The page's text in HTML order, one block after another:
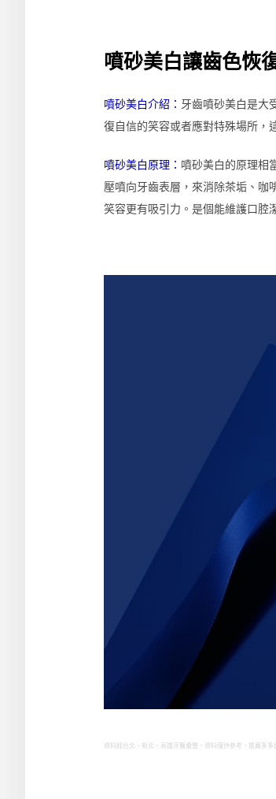
噴砂美白讓齒色恢
噴砂美白介紹： 牙齒噴砂美白是大
復自信的笑容或者應對特殊場所，
噴砂美白原理： 噴砂美白的原理相
壓噴向牙齒表層，來消除茶垢、咖
笑容更有吸引力。是個能維護口腔
資料經台北、新北、高雄牙醫彙整，資料僅供參考，推薦多多